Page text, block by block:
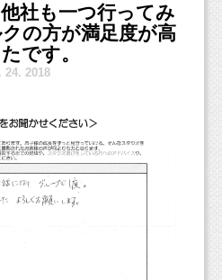
たが、基本は2、3種類です。
な〜と思っていただければ嬉しいで
になることや分からないことは教え
ん聞いちゃいましょう（＾＾）b
いけど、自分が結婚する
ムを両親にもらって
子供にやりたい。
のご協力、ありがとうご
さい。
トを撮りたくて、インタ
探していました。
切な家族なので、みんな
タジオミルクさんを
男性嫌い、もう１頭は他
他社も一つ行ってみ
の方が満足度が高
です。
24. 2018